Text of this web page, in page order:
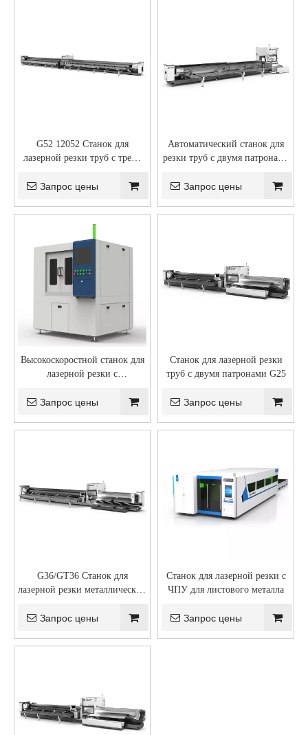
G52 12052 Станок для
лазерной резки труб с тремя
тяжелых условий
Запрос цены
Автоматический станок для
резки труб с двумя патронами
Запрос цены
Высокоскоростной станок для
лазерной резки с
Запрос цены
Станок для лазерной резки
труб с двумя патронами G25
Запрос цены
G36/GT36 Станок для
лазерной резки металлических
Запрос цены
Станок для лазерной резки с
ЧПУ для листового металла
Запрос цены